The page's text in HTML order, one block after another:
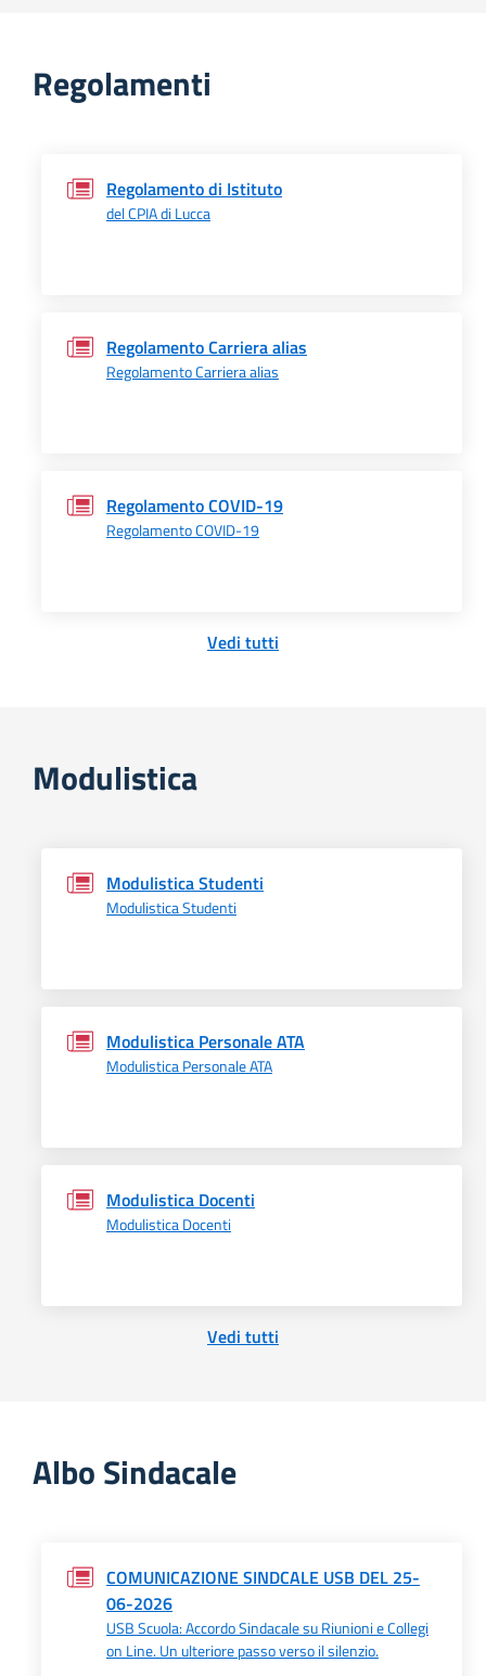
Regolamenti
Regolamento di Istituto
del CPIA di Lucca
Regolamento Carriera alias
Regolamento Carriera alias
Regolamento COVID-19
Regolamento COVID-19
Vedi tutti
Modulistica
Modulistica Studenti
Modulistica Studenti
Modulistica Personale ATA
Modulistica Personale ATA
Modulistica Docenti
Modulistica Docenti
Vedi tutti
Albo Sindacale
COMUNICAZIONE SINDCALE USB DEL 25-
06-2026
USB Scuola: Accordo Sindacale su Riunioni e Collegi
on Line. Un ulteriore passo verso il silenzio.